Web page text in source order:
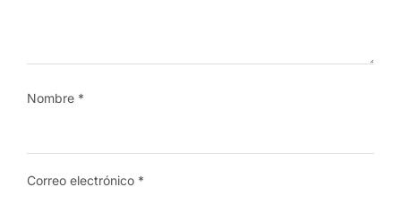
Nombre *
Correo electrónico *